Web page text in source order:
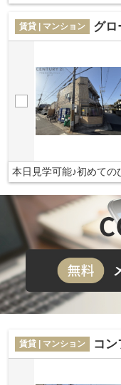
賃貸 | マンション グロ
本日見学可能♪初めて
賃貸 | マンション コ